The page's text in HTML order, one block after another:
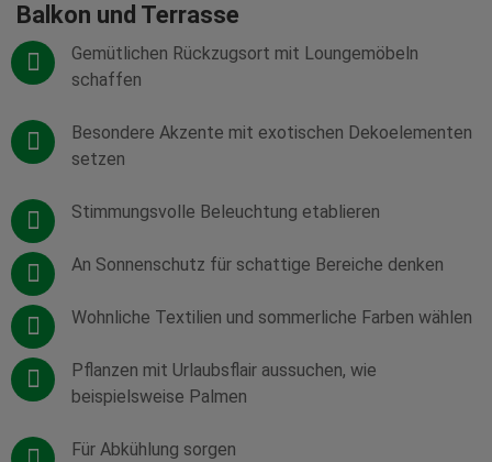
Balkon und Terrasse
Gemütlichen Rückzugsort mit Loungemöbeln
schaffen
Besondere Akzente mit exotischen Dekoelementen
setzen
Stimmungsvolle Beleuchtung etablieren
An Sonnenschutz für schattige Bereiche denken
Wohnliche Textilien und sommerliche Farben wählen
Pflanzen mit Urlaubsflair aussuchen, wie
beispielsweise Palmen
Für Abkühlung sorgen